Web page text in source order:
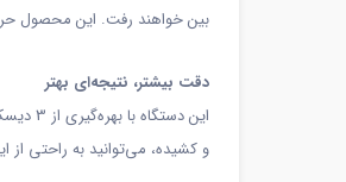
بین خواهند رفت. این محصول
دقت بیشتر، نتیجه‌ای بهتر
این
و کشیده، می‌توانید به راحتی از